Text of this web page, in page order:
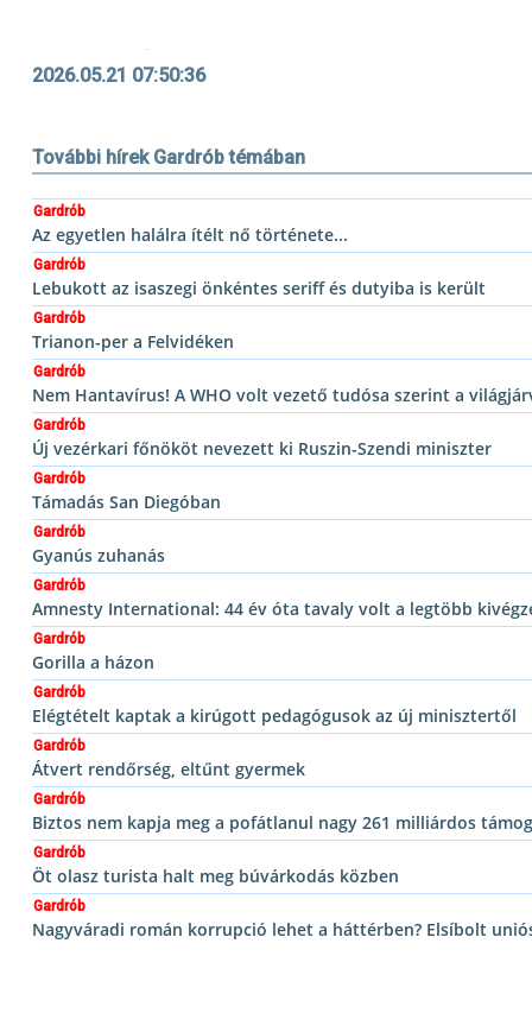
2026.05.21 07:50:36
További hírek Gardrób témában
Gardrób
Az egyetlen halálra ítélt nő története...
Gardrób
Lebukott az isaszegi önkéntes seriff és dutyiba is került
Gardrób
Trianon-per a Felvidéken
Gardrób
Nem Hantavírus! A WHO volt vezető tudósa szerint a
Gardrób
Új vezérkari főnököt nevezett ki Ruszin-Szendi miniszter
Gardrób
Támadás San Diegóban
Gardrób
Gyanús zuhanás
Gardrób
Amnesty International: 44 év óta tavaly volt a legtöbb
Gardrób
Gorilla a házon
Gardrób
Elégtételt kaptak a kirúgott pedagógusok az új minisztertől
Gardrób
Átvert rendőrség, eltűnt gyermek
Gardrób
Biztos nem kapja meg a pofátlanul nagy 261 milliárdos
Gardrób
Öt olasz turista halt meg búvárkodás közben
Gardrób
Nagyváradi román korrupció lehet a háttérben? Elsíbolt uniós